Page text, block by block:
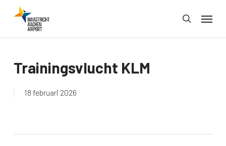
search
Menu
Trainingsvlucht KLM
18 februari 2026